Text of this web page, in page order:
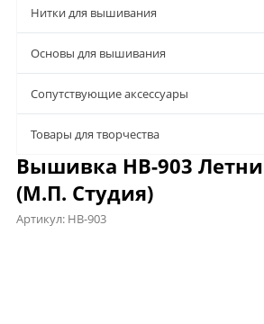
Нитки для вышивания
Основы для вышивания
Сопутствующие аксессуары
Товары для творчества
Вышивка НВ-903
(М.П. Студия)
Артикул: НВ-903